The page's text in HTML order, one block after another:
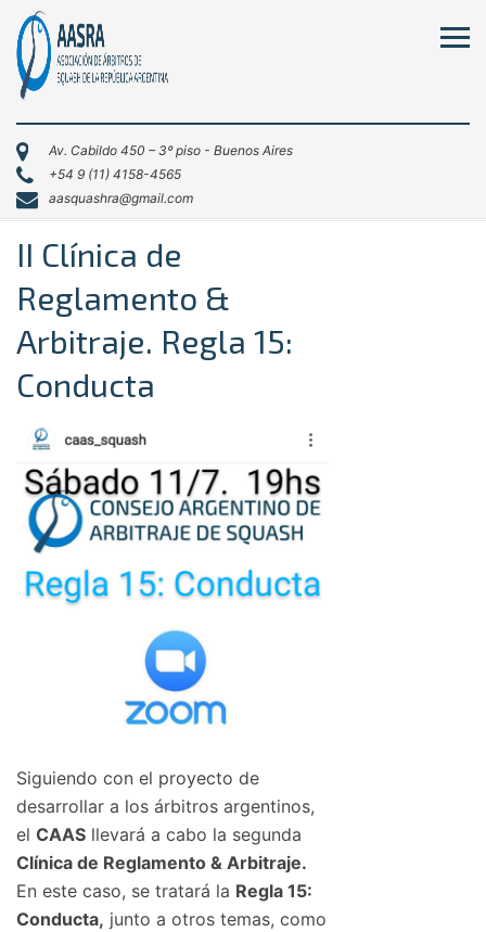
Av. Cabildo 450 – 3º piso - Buenos Aires
+54 9 (11) 4158-4565
aasquashra@gmail.com
II Clínica de
Reglamento &
Arbitraje. Regla 15:
Conducta
Siguiendo con el proyecto de
desarrollar a los árbitros argentinos,
el CAAS llevará a cabo la segunda
Clínica de Reglamento & Arbitraje.
En este caso, se tratará la Regla 15:
Conducta, junto a otros temas, como